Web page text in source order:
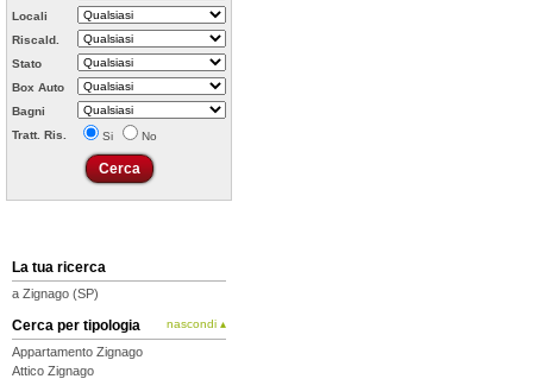
Locali
Riscald.
Stato
Box Auto
Bagni
Tratt. Ris.
Si No
La tua ricerca
a Zignago (SP)
Cerca per tipologia nascondi ▴
Appartamento Zignago
Attico Zignago